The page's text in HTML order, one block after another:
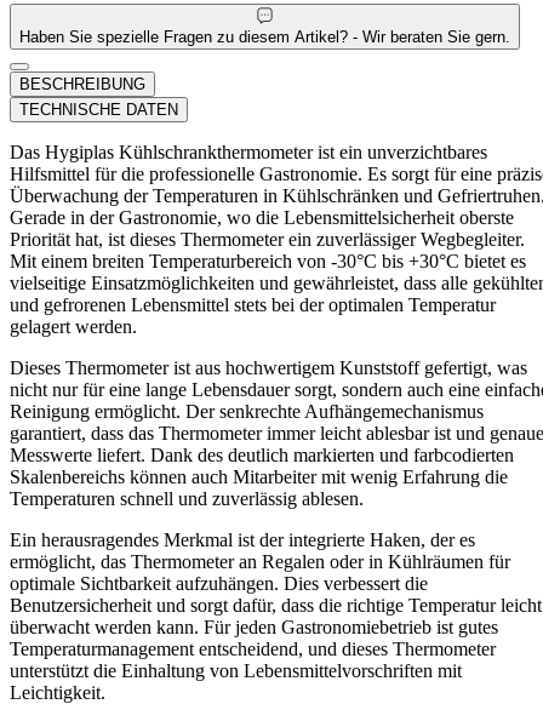
Haben Sie spezielle Fragen zu diesem Artikel? - Wir beraten Sie gern.
BESCHREIBUNG
TECHNISCHE DATEN
Das Hygiplas Kühlschrankthermometer ist ein unverzichtbares
Hilfsmittel für die professionelle Gastronomie. Es sorgt für eine
Überwachung der Temperaturen in Kühlschränken und
Gerade in der Gastronomie, wo die Lebensmittelsicherheit oberste
Priorität hat, ist dieses Thermometer ein zuverlässiger Wegbegleiter.
Mit einem breiten Temperaturbereich von -30°C bis +30°C bietet es
vielseitige Einsatzmöglichkeiten und gewährleistet, dass alle
und gefrorenen Lebensmittel stets bei der optimalen Temperatur
gelagert werden.
Dieses Thermometer ist aus hochwertigem Kunststoff gefertigt, was
nicht nur für eine lange Lebensdauer sorgt, sondern auch eine
Reinigung ermöglicht. Der senkrechte Aufhängemechanismus
garantiert, dass das Thermometer immer leicht ablesbar ist und genaue
Messwerte liefert. Dank des deutlich markierten und farbcodierten
Skalenbereichs können auch Mitarbeiter mit wenig Erfahrung die
Temperaturen schnell und zuverlässig ablesen.
Ein herausragendes Merkmal ist der integrierte Haken, der es
ermöglicht, das Thermometer an Regalen oder in Kühlräumen für
optimale Sichtbarkeit aufzuhängen. Dies verbessert die
Benutzersicherheit und sorgt dafür, dass die richtige Temperatur leicht
überwacht werden kann. Für jeden Gastronomiebetrieb ist gutes
Temperaturmanagement entscheidend, und dieses Thermometer
unterstützt die Einhaltung von Lebensmittelvorschriften mit
Leichtigkeit.